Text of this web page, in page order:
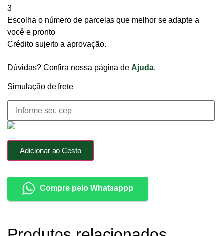
3
Escolha o número de parcelas que melhor se adapte a
você e pronto!
Crédito sujeito a aprovação.
Dúvidas? Confira nossa página de Ajuda.
Simulação de frete
Adicionar ao Cesto
Compre pelo Whatsappp